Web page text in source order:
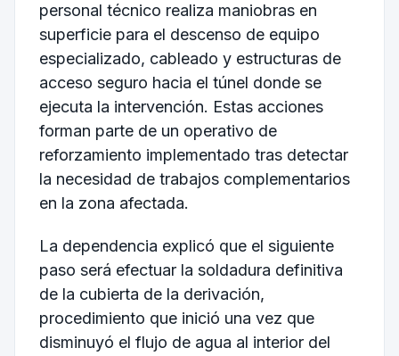
personal técnico realiza maniobras en
superficie para el descenso de equipo
especializado, cableado y estructuras de
acceso seguro hacia el túnel donde se
ejecuta la intervención. Estas acciones
forman parte de un operativo de
reforzamiento implementado tras detectar
la necesidad de trabajos complementarios
en la zona afectada.
La dependencia explicó que el siguiente
paso será efectuar la soldadura definitiva
de la cubierta de la derivación,
procedimiento que inició una vez que
disminuyó el flujo de agua al interior del